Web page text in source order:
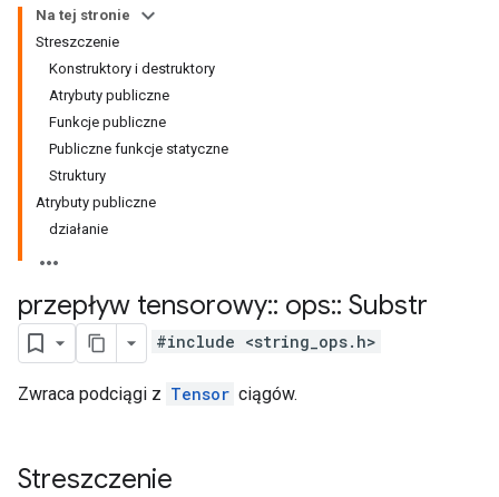
Na tej stronie
Streszczenie
Konstruktory i destruktory
Atrybuty publiczne
Funkcje publiczne
Publiczne funkcje statyczne
Struktury
Atrybuty publiczne
działanie
przepływ tensorowy:: ops:: Substr
#include <string_ops.h>
Zwraca podciągi z Tensor ciągów.
Streszczenie